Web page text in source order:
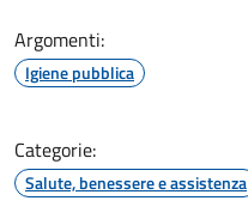
Argomenti:
Igiene pubblica
Categorie:
Salute, benessere e assistenza